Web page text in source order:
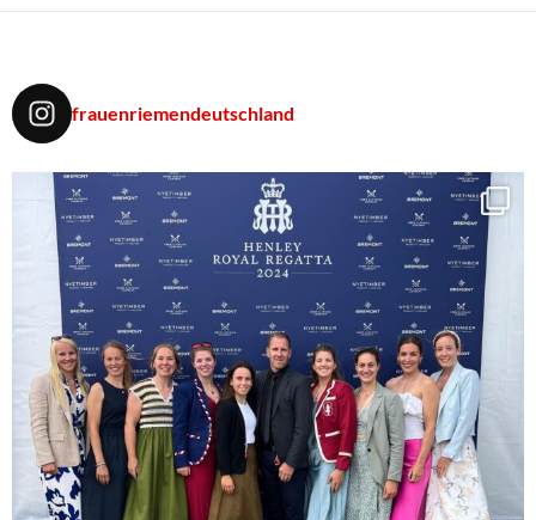
frauenriemendeutschland